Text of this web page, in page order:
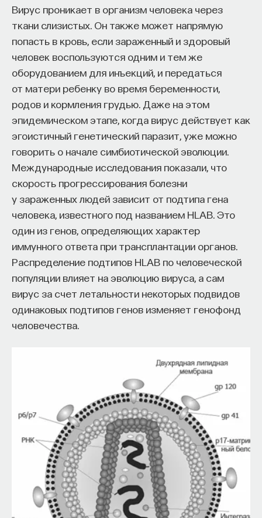
Вирус проникает в организм человека через
ткани слизистых. Он также может напрямую
попасть в кровь, если зараженный и здоровый
человек воспользуются одним и тем же
оборудованием для инъекций, и передаться
от матери ребенку во время беременности,
родов и кормления грудью. Даже на этом
эпидемическом этапе, когда вирус действует как
эгоистичный генетический паразит, уже можно
говорить о начале симбиотической эволюции.
Международные исследования показали, что
скорость прогрессирования болезни
у зараженных людей зависит от подтипа гена
человека, известного под названием HLA­B. Это
один из генов, определяющих характер
иммунного ответа при трансплантации органов.
Распределение подтипов HLA­B по человеческой
популяции влияет на эволюцию вируса, а сам
вирус за счет летальности некоторых подвидов
одинаковых подтипов генов изменяет генофонд
человечества.